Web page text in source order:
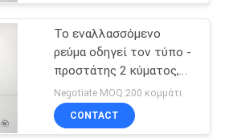
Το εναλλασσόμενο
ρεύμα οδηγεί τον τύπο -
προστάτης 2 κύματος,
σύστημα προστασίας
αστραπής
επιχωμάτωσης Uc 385V
Negotiate MOQ:200 κομμάτι
CONTACT